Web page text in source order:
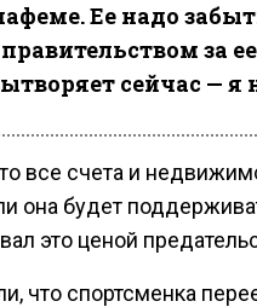
Ее надо
за
сейчас —
все счета и
она будет
это ценой
что спортсменка